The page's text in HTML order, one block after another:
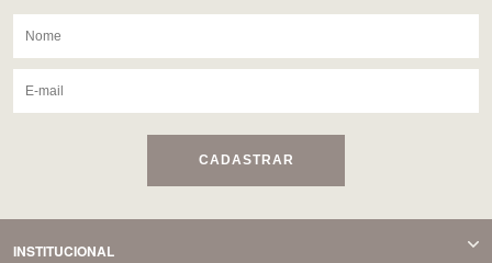
CADASTRAR
INSTITUCIONAL